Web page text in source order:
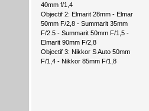
40mm f/1,4
Objectif 2: Elmarit 28mm - Elmar
50mm F/2,8 - Summarit 35mm
F/2.5 - Summarit 50mm F/1,5 -
Elmarit 90mm F/2,8
Objectif 3: Nikkor S Auto 50mm
F/1,4 - Nikkor 85mm F/1,8